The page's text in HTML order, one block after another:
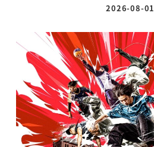
投稿日
2026-08-01